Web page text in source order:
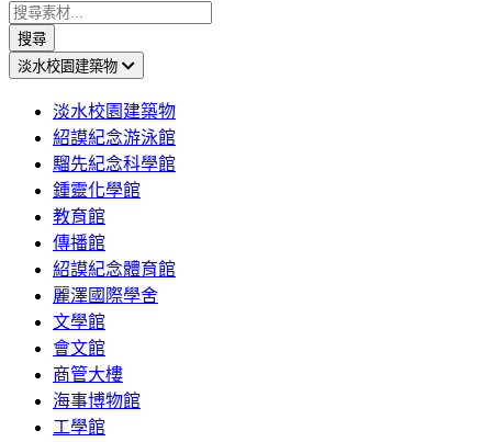
搜尋
淡水校園建築物
淡水校園建築物
紹謨紀念游泳館
騮先紀念科學館
鍾靈化學館
教育館
傳播館
紹謨紀念體育館
麗澤國際學舍
文學館
會文館
商管大樓
海事博物館
工學館